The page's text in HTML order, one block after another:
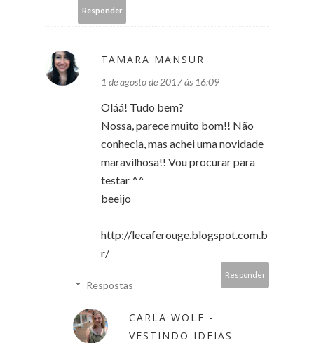
Responder
TAMARA MANSUR
1 de agosto de 2017 às 16:09
Oláá! Tudo bem?
Nossa, parece muito bom!! Não
conhecia, mas achei uma novidade
maravilhosa!! Vou procurar para
testar ^^
beeijo
http://lecaferouge.blogspot.com.b
r/
Responder
Respostas
CARLA WOLF -
VESTINDO IDEIAS